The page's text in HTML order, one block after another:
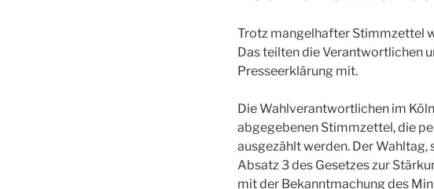
Trotz mangelhafter Stimmzettel
Das teilten die Verantwortlichen
Presseerklärung mit.
Die Wahlverantwortlichen im
abgegebenen Stimmzettel, die
ausgezählt werden. Der Wahltag,
Absatz 3 des Gesetzes zur
mit der Bekanntmachung des